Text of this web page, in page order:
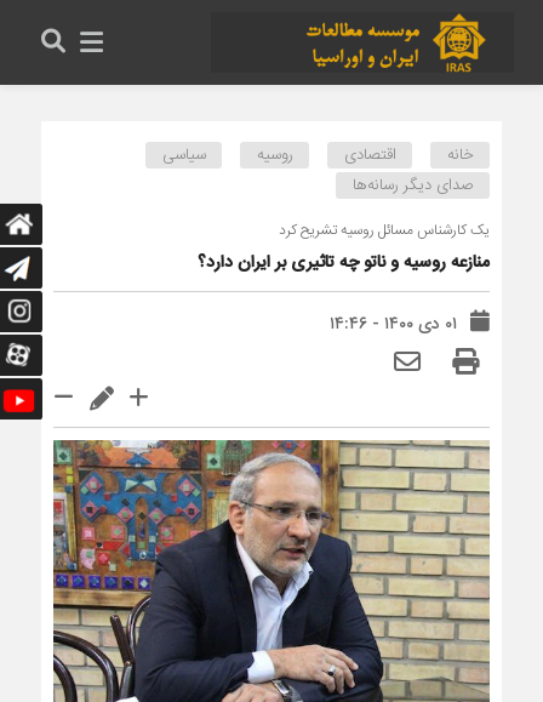
خانه اقتصادی روسیه
سیاسی
صدای دیگر رسانه‌ها
یک کارشناس مسائل روسیه تشریح کرد
منازعه روسیه و ناتو چه تاثیری بر ایران دارد؟
۰۱ دی ۱۴۰۰ - ۱۴:۴۶